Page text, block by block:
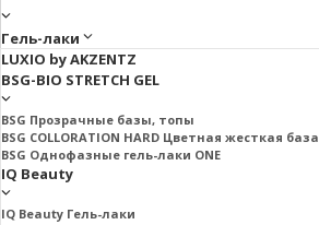
Гель-лаки
LUXIO by AKZENTZ
BSG-BIO STRETCH GEL
BSG Прозрачные базы, топы
BSG COLLORATION HARD Цветная жесткая база
BSG Однофазные гель-лаки ONE
IQ Beauty
IQ Beauty Гель-лаки